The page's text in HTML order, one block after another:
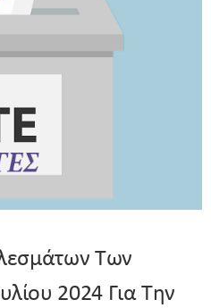
Των
2024 Για Την